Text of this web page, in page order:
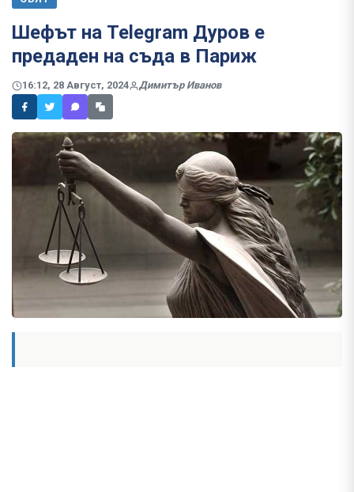
Шефът на Telegram Дуров е
предаден на съда в Париж
16:12, 28 Август, 2024 Димитър Иванов